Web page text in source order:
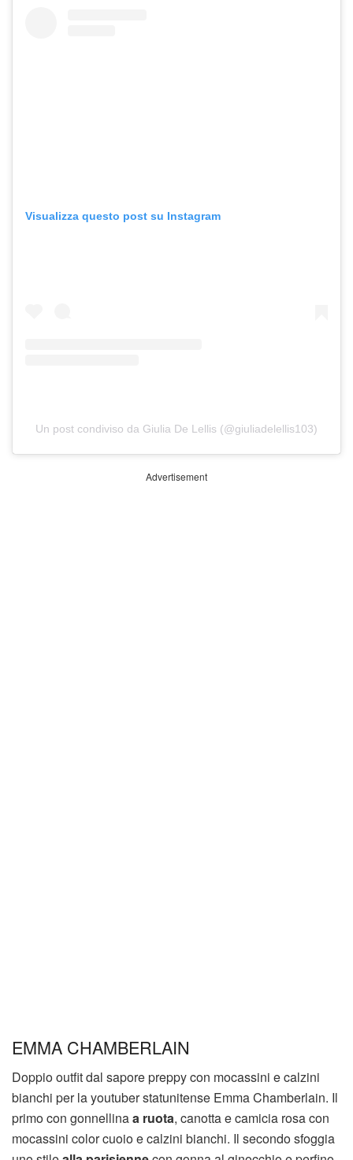
Visualizza questo post su Instagram
Un post condiviso da Giulia De Lellis (@giuliadelellis103)
Advertisement
EMMA CHAMBERLAIN
Doppio outfit dal sapore preppy con mocassini e calzini
bianchi per la youtuber statunitense Emma Chamberlain. Il
primo con gonnellinaa ruota, canotta e camicia rosa con
mocassini color cuoio e calzini bianchi. Il secondo sfoggia